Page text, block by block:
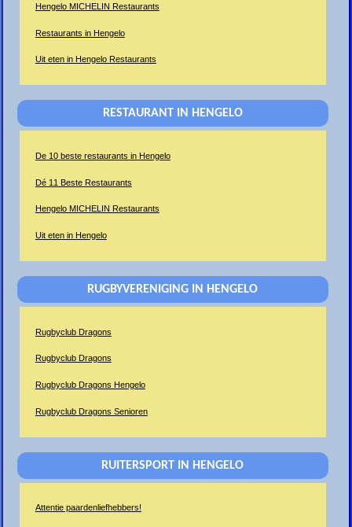
Hengelo MICHELIN Restaurants
Restaurants in Hengelo
Uit eten in Hengelo Restaurants
RESTAURANT IN HENGELO
De 10 beste restaurants in Hengelo
Dé 11 Beste Restaurants
Hengelo MICHELIN Restaurants
Uit eten in Hengelo
RUGBYVERENIGING IN HENGELO
Rugbyclub Dragons
Rugbyclub Dragons
Rugbyclub Dragons Hengelo
Rugbyclub Dragons Senioren
RUITERSPORT IN HENGELO
Attentie paardenliefhebbers!